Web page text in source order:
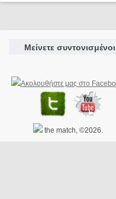
Μείνετε συντονισμένοι
the match, ©2026.